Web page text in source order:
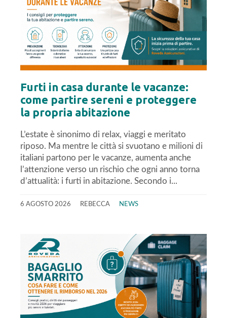
Furti in casa durante le vacanze:
come partire sereni e proteggere
la propria abitazione
L’estate è sinonimo di relax, viaggi e meritato
riposo. Ma mentre le città si svuotano e milioni di
italiani partono per le vacanze, aumenta anche
l’attenzione verso un rischio che ogni anno torna
d’attualità: i furti in abitazione. Secondo i...
6 AGOSTO 2026 REBECCA NEWS